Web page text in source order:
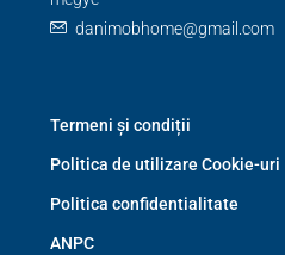
danimobhome@gmail.com
Termeni și condiții
Politica de utilizare Cookie-uri
Politica confidentialitate
ANPC